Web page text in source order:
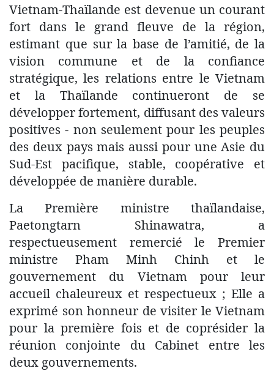
Vietnam-Thaïlande est devenue un courant
fort dans le grand fleuve de la région,
estimant que sur la base de l’amitié, de la
vision commune et de la confiance
stratégique, les relations entre le Vietnam
et la Thaïlande continueront de se
développer fortement, diffusant des valeurs
positives - non seulement pour les peuples
des deux pays mais aussi pour une Asie du
Sud-Est pacifique, stable, coopérative et
développée de manière durable.
La Première ministre thaïlandaise,
Paetongtarn Shinawatra, a
respectueusement remercié le Premier
ministre Pham Minh Chinh et le
gouvernement du Vietnam pour leur
accueil chaleureux et respectueux ; Elle a
exprimé son honneur de visiter le Vietnam
pour la première fois et de coprésider la
réunion conjointe du Cabinet entre les
deux gouvernements.